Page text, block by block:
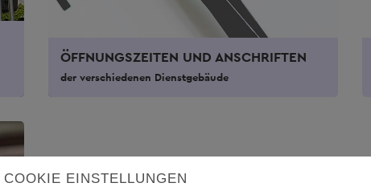
ÖFFNUNGSZEITEN UND ANSCHRIFTEN
der verschiedenen Dienstgebäude
COOKIE EINSTELLUNGEN